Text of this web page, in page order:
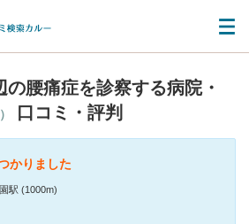
腰痛症を診察する病院・
口コミ・評判
かりました
駅 (1000m)